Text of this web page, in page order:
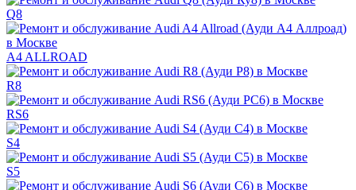
Q8
A4 ALLROAD
R8
RS6
S4
S5